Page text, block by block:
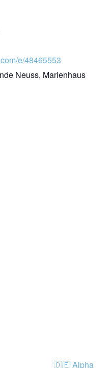
e/48465553
Neuss, Marienhaus
🇩🇪 Alpha